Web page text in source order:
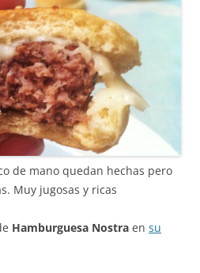
de mano quedan hechas pero
Muy jugosas y ricas
Hamburguesa Nostra en su